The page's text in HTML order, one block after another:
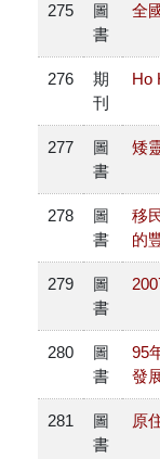
期刊查詢
275
圖
書
全
276
期
刊
Ho
277
圖
書
矮
278
圖
書
移
的
279
圖
書
280
圖
書
95
發
281
圖
書
原